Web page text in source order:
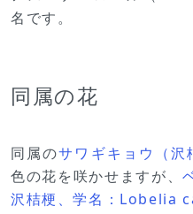
名です。
同属の花
同属のサワギキョウ（
色の花を咲かせますが、
沢桔梗、学名：Lobelia